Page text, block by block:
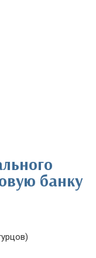
банку